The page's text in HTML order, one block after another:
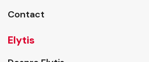
Contact
Elytis